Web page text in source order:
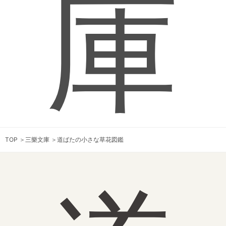
庫
TOP ＞ 三樂文庫＞ 道ばたの小さな草花図鑑